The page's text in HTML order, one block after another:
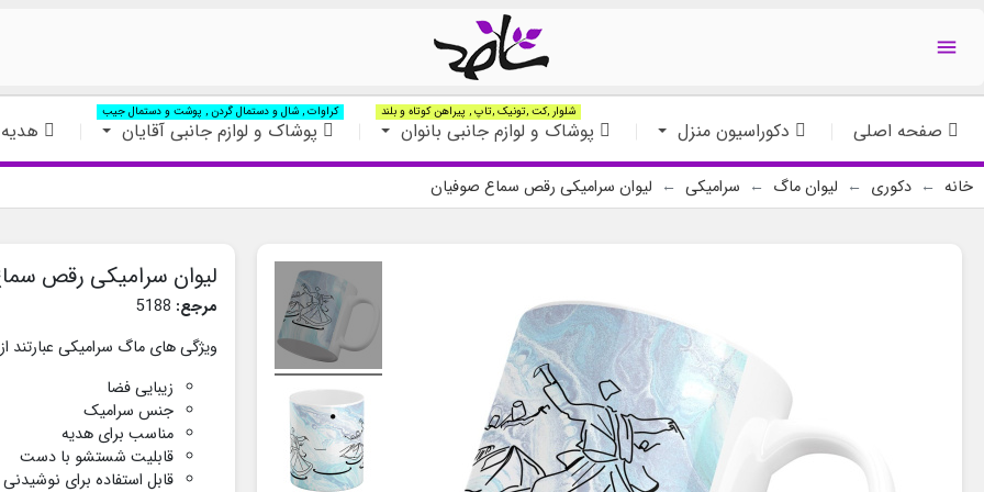

صفحه اصلی دکوراسیون منزل پوشاک و لوازم جانبی بانوان
شلوار ,کت ,تونیک ,تاپ , پیراهن کوتاه و بلند
پوشاک و لوازم جانبی آقایان
کراوات , شال و دستمال گردن , پوشت و دستمال جیب
خانه دکوری لیوان ماگ سرامیکی لیوان سرامیکی رقص سماع صوفیان
لیوان سرامیکی رقص
مرجع:
ویژگی های ماگ سرامیکی عبارتند
زیبایی فضا
جنس سرامیک
مناسب برای هدیه
قابلیت شستشو با دست
قابل استفاده برای